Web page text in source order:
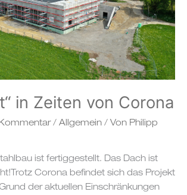
in Zeiten von Corona
/ Allgemein / Von Philipp
ist fertiggestellt. Das Dach ist
Corona befindet sich das Projekt
der aktuellen Einschränkungen